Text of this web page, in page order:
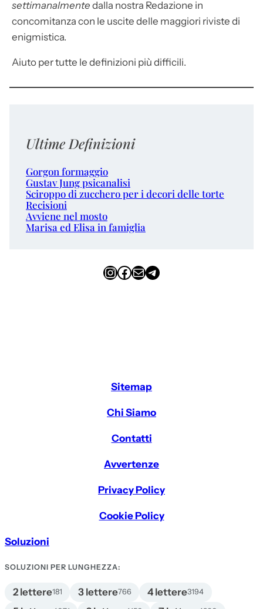
settimanalmente dalla nostra Redazione in
concomitanza con le uscite delle maggiori riviste di
enigmistica.
Aiuto per tutte le definizioni più difficili.
Ultime Definizioni
Gorgon formaggio
Gustav Jung psicanalisi
Sciroppo di zucchero per i decori delle torte
Recisioni
Avviene nel mosto
Marisa ed Elisa in famiglia
InstagramFacebook Email Telegram
Sitemap
Chi Siamo
Contatti
Avvertenze
Privacy Policy
Cookie Policy
Soluzioni
SOLUZIONI PER LUNGHEZZA:
2 lettere181 3 lettere766 4 lettere3194